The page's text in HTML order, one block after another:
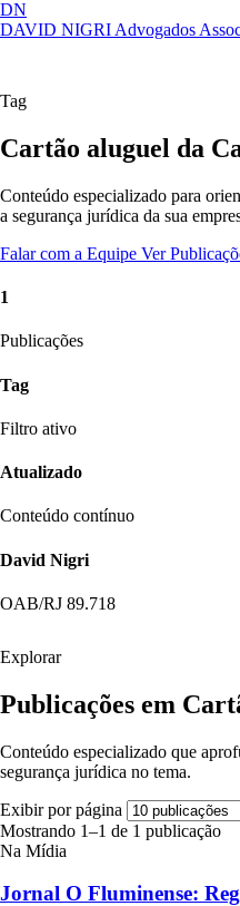
DN
DAVID NIGRI Advogados
Artigos, sentenças, áreas de
Tag
Cartão aluguel da
Conteúdo especializado para
a segurança jurídica da sua
Falar com a Equipe Ver
1
Publicações
Tag
Filtro ativo
Atualizado
Conteúdo contínuo
David Nigri
OAB/RJ 89.718
Explorar
Publicações em
Conteúdo especializado que
segurança jurídica no tema.
Exibir por página
Mostrando 1–1 de 1 publicação
Na Mídia
Jornal O Fluminense: